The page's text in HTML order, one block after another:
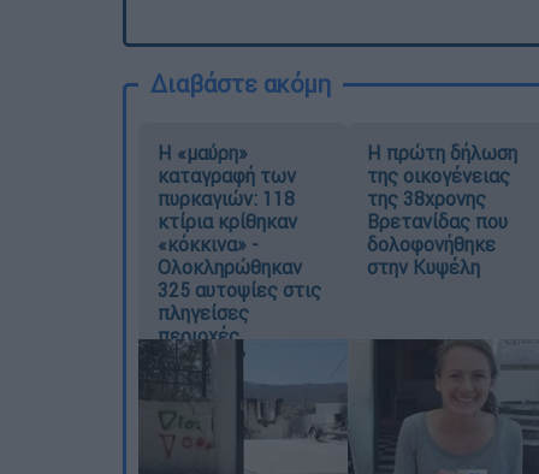
Διαβάστε ακόμη
Η «μαύρη»
καταγραφή των
πυρκαγιών: 118
κτίρια κρίθηκαν
«κόκκινα» -
Ολοκληρώθηκαν
325 αυτοψίες στις
πληγείσες
περιοχές
Η πρώτη δήλωση
της οικογένειας
της 38χρονης
Βρετανίδας που
δολοφονήθηκε
στην Κυψέλη